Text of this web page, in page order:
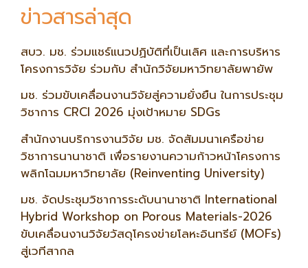
ข่าวสารล่าสุด
สบว. มช. ร่วมแชร์แนวปฏิบัติที่เป็นเลิศ และการบริหาร
โครงการวิจัย ร่วมกับ สำนักวิจัยมหาวิทยาลัยพายัพ
มช. ร่วมขับเคลื่อนงานวิจัยสู่ความยั่งยืน ในการประชุม
วิชาการ CRCI 2026 มุ่งเป้าหมาย SDGs
สำนักงานบริการงานวิจัย มช. จัดสัมมนาเครือข่าย
วิชาการนานาชาติ เพื่อรายงานความก้าวหน้าโครงการ
พลิกโฉมมหาวิทยาลัย (Reinventing University)
มช. จัดประชุมวิชาการระดับนานาชาติ International
Hybrid Workshop on Porous Materials-2026
ขับเคลื่อนงานวิจัยวัสดุโครงข่ายโลหะอินทรีย์ (MOFs)
สู่เวทีสากล